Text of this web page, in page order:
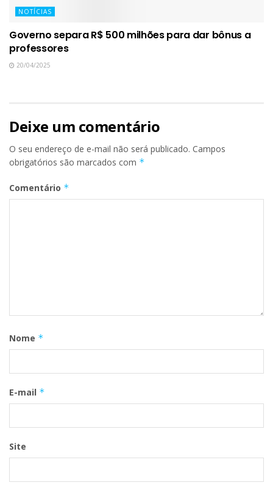
NOTÍCIAS
Governo separa R$ 500 milhões para dar bônus a
professores
20/04/2025
Deixe um comentário
O seu endereço de e-mail não será publicado. Campos
obrigatórios são marcados com *
Comentário *
Nome *
E-mail *
Site